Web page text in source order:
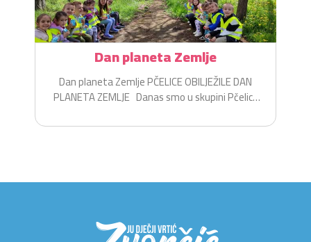
Dan planeta Zemlje
Dan planeta Zemlje PČELICE OBILJEŽILE DAN
PLANETA ZEMLJE Danas smo u skupini Pčelice